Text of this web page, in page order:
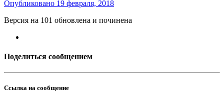
Опубликовано 19 февраля, 2018
Версия на 101 обновлена и починена
Поделиться сообщением
Ссылка на сообщение